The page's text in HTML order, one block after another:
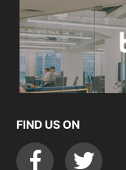
FIND US ON